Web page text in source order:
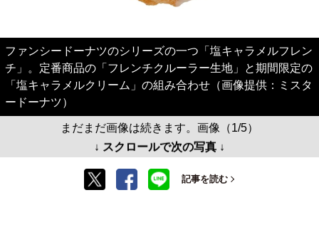
ファンシードーナツのシリーズの一つ「塩キャラメルフレン
チ」。定番商品の「フレンチクルーラー生地」と期間限定の
「塩キャラメルクリーム」の組み合わせ（画像提供：ミスタ
ードーナツ）
まだまだ画像は続きます。画像（1/5）
↓ スクロールで次の写真 ↓
記事を読む